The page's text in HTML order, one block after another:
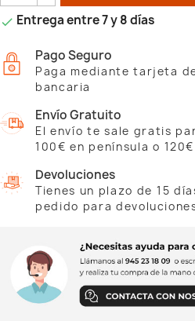
 Entrega entre 7 y 8 días
Pago Seguro
Paga mediante tarjeta
bancaria
Envío Gratuito
El envío te sale gratis
100€ en península o
Devoluciones
Tienes un plazo de 15
pedido para